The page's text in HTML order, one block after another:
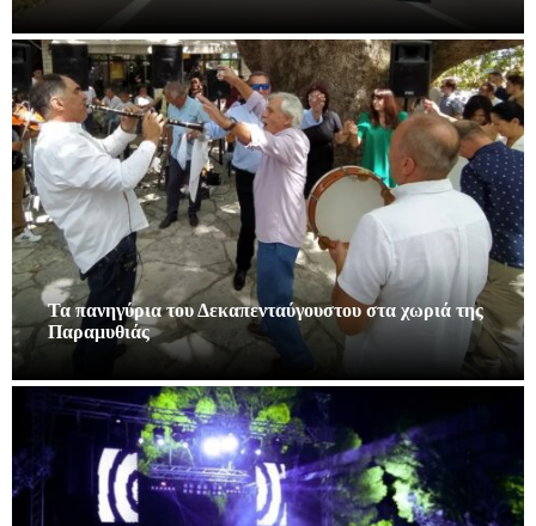
Τα πανηγύρια του Δεκαπενταύγουστου στα χωριά της
Παραμυθιάς